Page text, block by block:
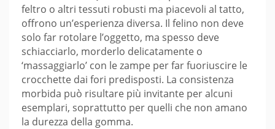
feltro o altri tessuti robusti ma piacevoli al tatto,
offrono un’esperienza diversa. Il felino non deve
solo far rotolare l’oggetto, ma spesso deve
schiacciarlo, morderlo delicatamente o
‘massaggiarlo’ con le zampe per far fuoriuscire le
crocchette dai fori predisposti. La consistenza
morbida può risultare più invitante per alcuni
esemplari, soprattutto per quelli che non amano
la durezza della gomma.